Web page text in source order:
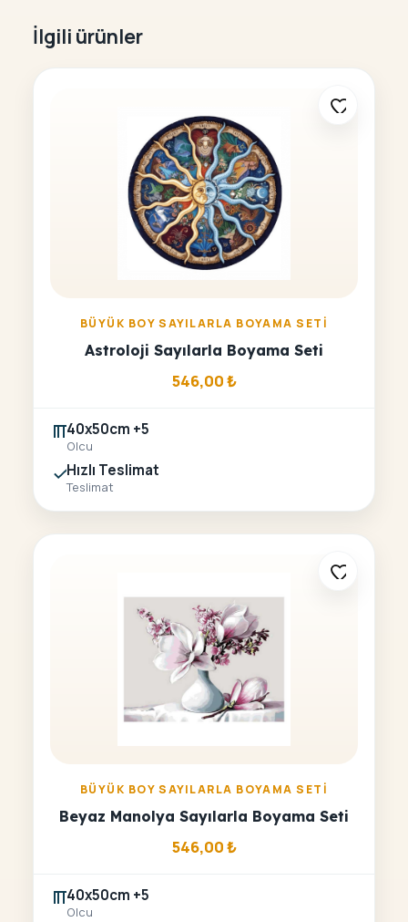
İlgili ürünler
BÜYÜK BOY SAYILARLA BOYAMA SETI
Astroloji Sayılarla Boyama Seti
546,00₺
40x50cm +5
Olcu
Hızlı Teslimat
Teslimat
BÜYÜK BOY SAYILARLA BOYAMA SETI
Beyaz Manolya Sayılarla Boyama Seti
546,00₺
40x50cm +5
Olcu